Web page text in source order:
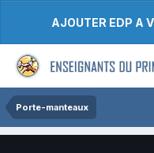
AJOUTER EDP A
Porte-manteaux